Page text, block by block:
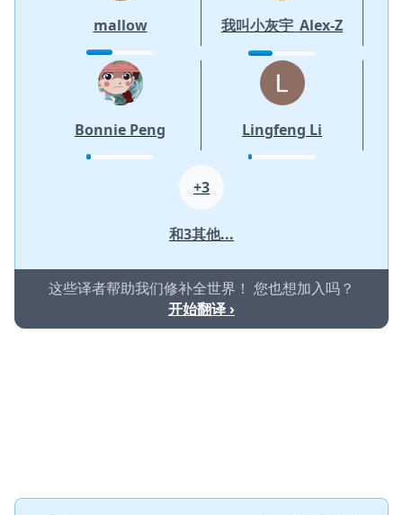
mallow 我叫小灰宇_Alex-Z
Bonnie Peng Lingfeng Li
+3
和3其他...
这些译者帮助我们修补全世界！ 您也想加入吗？
开始翻译 ›